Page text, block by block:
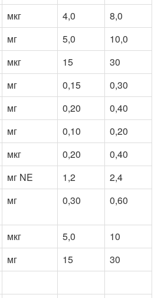
мкг 4,0
8,0
мг 5,0
10,0
мкг 15
30
мг 0,15
0,30
мг 0,20
0,40
мг 0,10
0,20
мкг 0,20
0,40
мг NE 1,2
2,4
мг 0,30 0,60
мкг 5,0
10
мг 15
30